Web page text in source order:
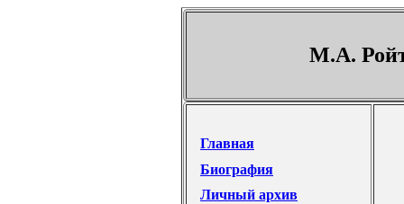
М.А.
Главная
Биография
Личный архив